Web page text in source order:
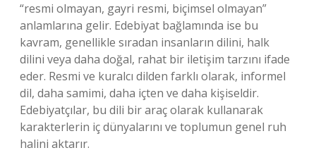
“resmi olmayan, gayri resmi, biçimsel olmayan”
anlamlarına gelir. Edebiyat bağlamında ise bu
kavram, genellikle sıradan insanların dilini, halk
dilini veya daha doğal, rahat bir iletişim tarzını ifade
eder. Resmi ve kuralcı dilden farklı olarak, informel
dil, daha samimi, daha içten ve daha kişiseldir.
Edebiyatçılar, bu dili bir araç olarak kullanarak
karakterlerin iç dünyalarını ve toplumun genel ruh
halini aktarır.